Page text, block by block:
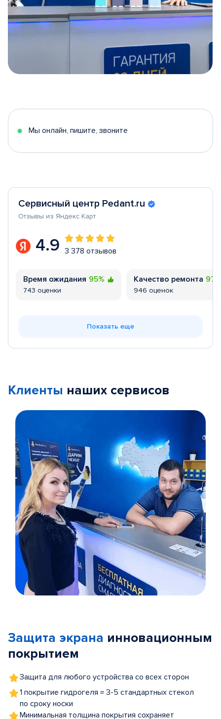
5
Мы онлайн, пишите, звоните
Сервисный центр Pedant.ru
Отзывы из Яндекс Карт
4.9 3 378 отзывов
Время ожидания 95%
743 оценки
Качество ремонта
946 оценок
Показать еще
Клиенты наших сервисов
5
Защита экрана инновационным
покрытием
Защита для любого устройства со всех сторон
1 покрытие гидрогеля = 3-5 стандартных стекол
по сроку носки
Минимальная толщина покрытия сохраняет